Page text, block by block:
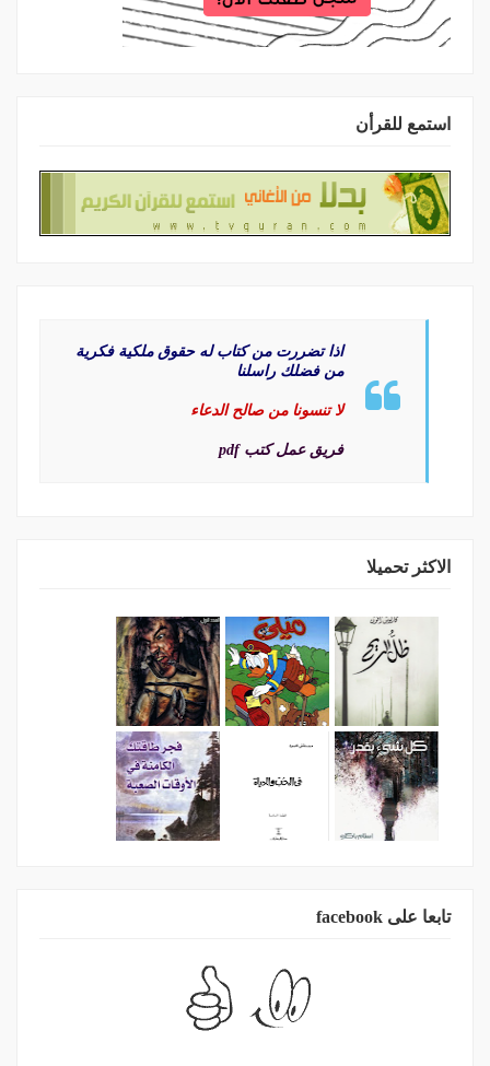
استمع للقرأن
اذا تضررت من كتاب له حقوق ملكية فكرية
من فضلك راسلنا
لا تنسونا من صالح الدعاء
فريق عمل كتب pdf
الاكثر تحميلا
تابعا على facebook